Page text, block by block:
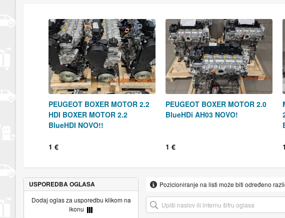
PEUGEOT BOXER MOTOR 2.2
HDI BOXER MOTOR 2.2
BlueHDI NOVO!!
1 €
PEUGEOT BOXER MOTOR 2.0
BlueHDi AH03 NOVO!
1 €
Pozicioniranje na listi može biti određeno
USPOREDBA OGLASA
Dodaj oglas za usporedbu klikom na
ikonu